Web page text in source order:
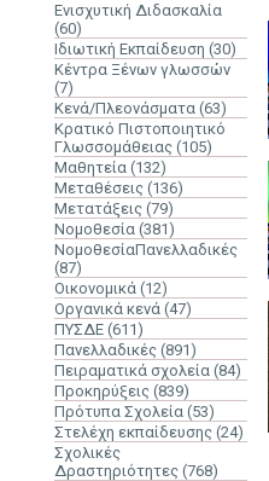
Ενισχυτική Διδασκαλία
(60)
Ιδιωτική Εκπαίδευση (30)
Κέντρα Ξένων γλωσσών
(7)
Κενά/Πλεονάσματα (63)
Κρατικό Πιστοποιητικό
Γλωσσομάθειας (105)
Μαθητεία (132)
Μεταθέσεις (136)
Μετατάξεις (79)
Νομοθεσία (381)
ΝομοθεσίαΠανελλαδικές
(87)
Οικονομικά (12)
Οργανικά κενά (47)
ΠΥΣΔΕ (611)
Πανελλαδικές (891)
Πειραματικά σχολεία (84)
Προκηρύξεις (839)
Πρότυπα Σχολεία (53)
Στελέχη εκπαίδευσης (24)
Σχολικές
Δραστηριότητες (768)